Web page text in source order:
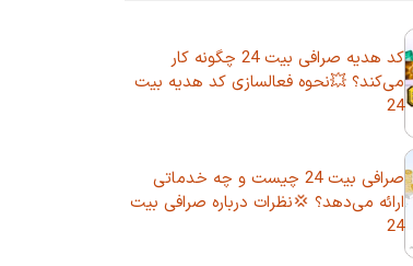
کد هدیه صرافی بیت 24 چگونه کار
می‌کند؟ 💥نحوه فعالسازی کد هدیه بیت
24
صرافی بیت 24 چیست و چه خدماتی
ارائه می‌دهد؟ 💢نظرات درباره صرافی بیت
24